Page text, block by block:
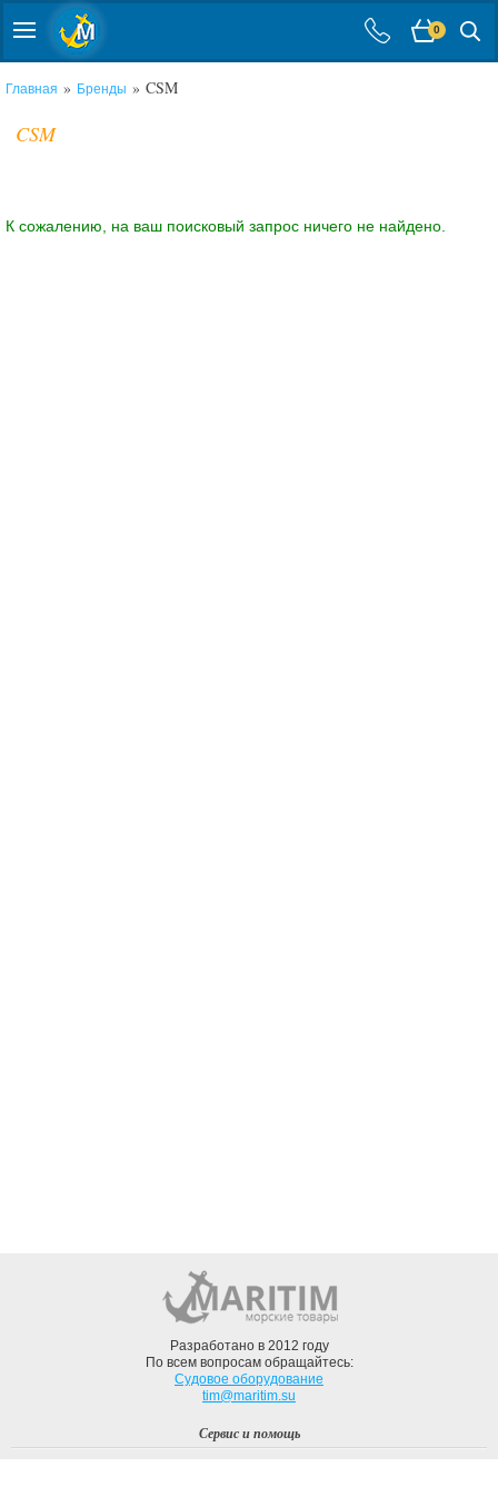
0
Главная » Бренды » CSM
CSM
К сожалению, на ваш поисковый запрос ничего не найдено.
Разработано в 2012 году
По всем вопросам обращайтесь:
Судовое оборудование
tim@maritim.su
Сервис и помощь